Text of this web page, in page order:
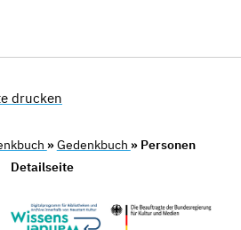
drucken
»Gedenkbuch » Personen
Detailseite